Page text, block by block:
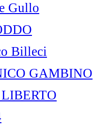
Gullo
Billeci
GAMBINO